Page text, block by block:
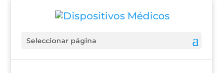
Seleccionar página